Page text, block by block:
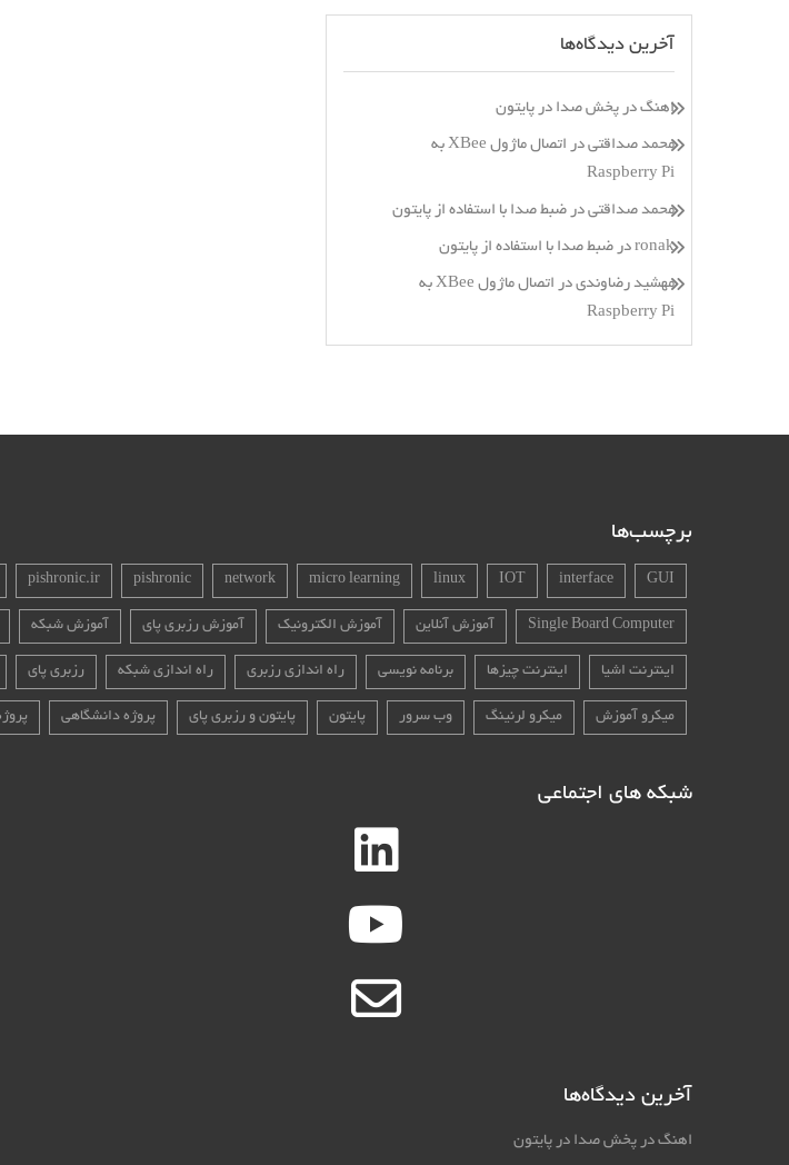
آخرین دیدگاه‌ها
اهنگ در پخش صدا در پایتون
محمد صداقتی در
اتصال ماژول XBee به
Raspberry Pi
محمد صداقتی در ضبط صدا با استفاده از پایتون
ronak در ضبط صدا با استفاده از پایتون
مهشید رضاوندی در
اتصال ماژول XBee به
Raspberry Pi
برچسب‌ها
GUI
interface
IOT
linux
micro learning
network
pishronic
pishronic.ir
Single Board Computer آموزش آنلاین آموزش الکترونیک آموزش رزبری پای آموزش شبکه
اینترنت اشیا اینترنت چیزها برنامه نویسی راه اندازی رزبری راه اندازی شبکه رزبری پای
میکرو آموزش میکرو لرنینگ وب سرور پایتون پایتون و رزبری پای پروژه دانشگاهی
شبکه های اجتماعی
آخرین دیدگاه‌ها
اهنگ در پخش صدا در پایتون